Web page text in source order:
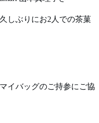
しぶりにお2 人での茶菓
イバッグのご持参にご協